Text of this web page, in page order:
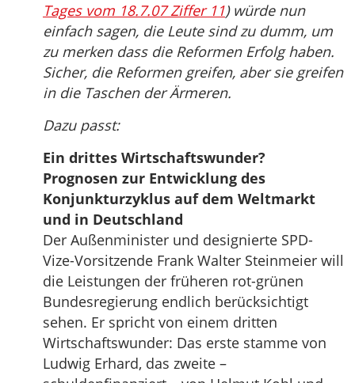
Tages vom 18.7.07 Ziffer 11) würde nun
einfach sagen, die Leute sind zu dumm, um
zu merken dass die Reformen Erfolg haben.
Sicher, die Reformen greifen, aber sie greifen
in die Taschen der Ärmeren.
Dazu passt:
Ein drittes Wirtschaftswunder?
Prognosen zur Entwicklung des
Konjunkturzyklus auf dem Weltmarkt
und in Deutschland
Der Außenminister und designierte SPD-
Vize-Vorsitzende Frank Walter Steinmeier will
die Leistungen der früheren rot-grünen
Bundesregierung endlich berücksichtigt
sehen. Er spricht von einem dritten
Wirtschaftswunder: Das erste stamme von
Ludwig Erhard, das zweite –